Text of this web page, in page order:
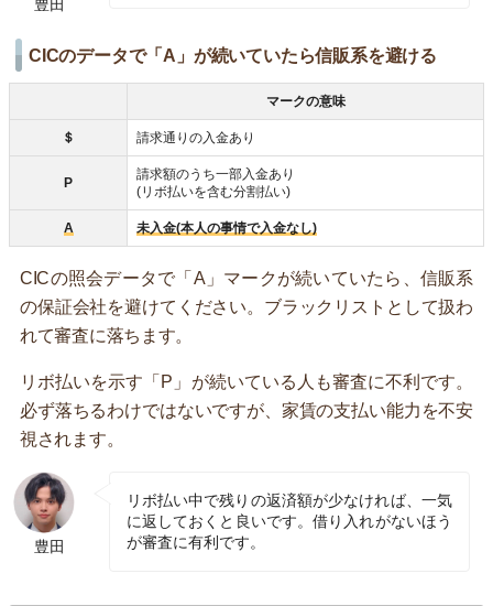
豊田
CICのデータで「A」が続いていたら信販系を避ける
マークの意味
＄ 請求通りの入金あり
P
請求額のうち一部入金あり
(リボ払いを含む分割払い)
A 未入金(本人の事情で入金なし)
CICの照会データで「A」マークが続いていたら、信販系
の保証会社を避けてください。ブラックリストとして扱わ
れて審査に落ちます。
リボ払いを示す「P」が続いている人も審査に不利です。
必ず落ちるわけではないですが、家賃の支払い能力を不安
視されます。
豊田
リボ払い中で残りの返済額が少なければ、一気
に返しておくと良いです。借り入れがないほう
が審査に有利です。